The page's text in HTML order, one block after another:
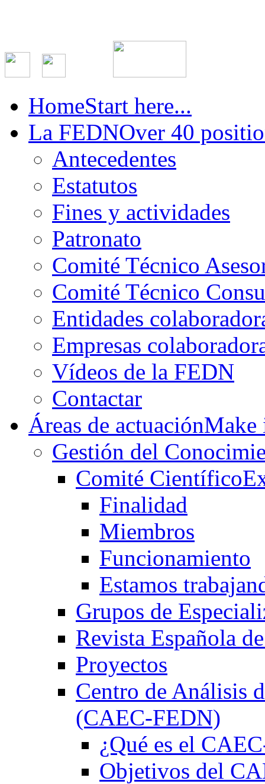
HomeStart here...
La FEDNOver 40
Antecedentes
Estatutos
Fines y actividades
Patronato
Comité Técnico
Comité Técnico
Entidades
Empresas
Vídeos de la FEDN
Contactar
Áreas de actuación
Gestión del
Comité Científico
Finalidad
Miembros
Funcionamiento
Estamos
Grupos de
Revista Española
Proyectos
Centro de Análisis
(CAEC-FEDN)
¿Qué es el
Objetivos del